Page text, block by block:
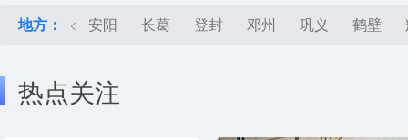
地方： < 安阳 长葛 登封 邓州 巩义 鹤壁
热点关注